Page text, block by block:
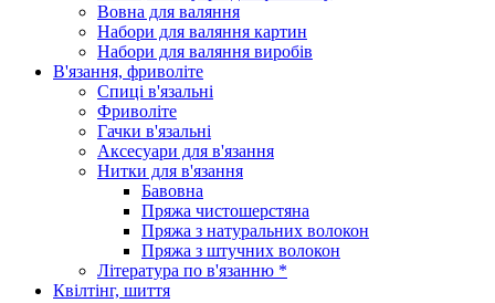
Вовна для валяння
Набори для валяння картин
Набори для валяння виробів
В'язання, фриволіте
Спиці в'язальні
Фриволіте
Гачки в'язальні
Аксесуари для в'язання
Нитки для в'язання
Бавовна
Пряжа чистошерстяна
Пряжа з натуральних волокон
Пряжа з штучних волокон
Література по в'язанню *
Квілтінг, шиття